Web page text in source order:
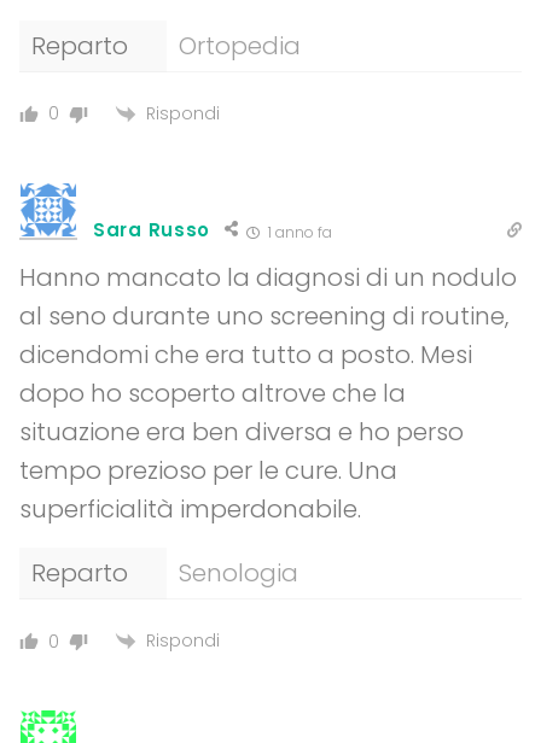
Reparto
Ortopedia
0 Rispondi
Sara Russo 1 anno fa
Hanno mancato la diagnosi di un nodulo
al seno durante uno screening di routine,
dicendomi che era tutto a posto. Mesi
dopo ho scoperto altrove che la
situazione era ben diversa e ho perso
tempo prezioso per le cure. Una
superficialità imperdonabile.
Reparto
Senologia
0 Rispondi